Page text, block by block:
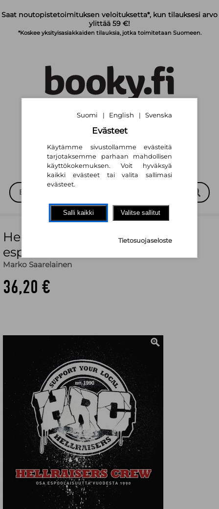
Saat noutopistetoimituksen veloituksetta*, kun tilauksesi arvo
ylittää 59 €!
*Koskee yksityisasiakkaiden tilauksia, jotka toimitetaan Suomeen.
Suomi | English | Svenska
Hellraisers Crew : osa
espoolaisuutta vuodesta 1990
Marko Saarelainen
36,20 €
Suomi | English | Svenska
Evästeet
Käytämme sivustollamme evästeitä
tarjotaksemme parhaan mahdollisen
käyttökokemuksen. Voit hyväksyä
kaikki evästeet tai valita sallimasi
evästeet.
Salli kaikki Valitse sallitut
Tietosuojaseloste